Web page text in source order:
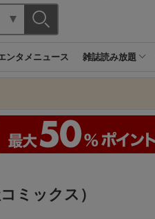
ンタメニュース 雑誌読み放題
ミックス）